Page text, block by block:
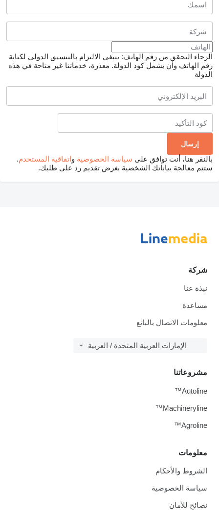
الرجاء التحقق من رقم الهاتف: ينبغي الالتزام بالتنسيق الدولي لكتابة
رقم الهاتف وأن يشمل كود الدولة. معذرة، خدماتنا غير متاحة في هذه
الدولة
بالنقر هنا، أنت توافق على سياسة الخصوصية واتفاقية المستخدم.
ستتم معالجة بياناتك الشخصية بغرض تقديم رد على طلبك.
شركة
نبذة عنا
مساعدة
معلومات الاتصال بالبائع
الإمارات العربية المتحدة / العربية
معلومات
الشروط والأحكام
سياسة الخصوصية
نصائح للأمان
مشروعاتنا
Autoline™
Machineryline™
Agroline™